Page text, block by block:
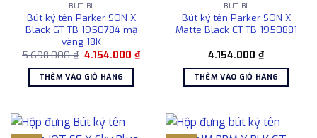
BÚT BI
Bút ký tên Parker SON X
Black GT TB 1950784 mạ
vàng 18K
5.698.000₫ Giá
là:
5.698.000 ₫.
4.154.000₫Giá
hiện
4.154.000 ₫.
THÊM VÀO GIỎ HÀNG
BÚT BI
Bút ký tên Parker SON X
Matte Black CT TB 1950881
4.154.000 ₫
THÊM VÀO GIỎ HÀNG